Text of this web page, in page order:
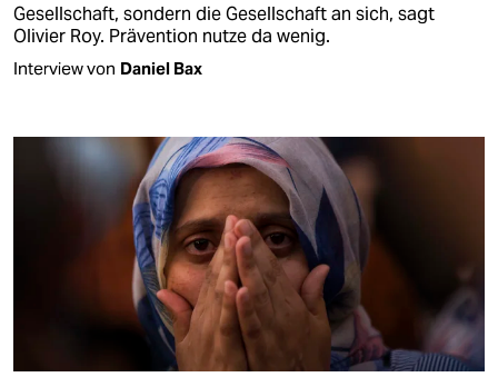
Gesellschaft, sondern die Gesellschaft an sich, sagt
Olivier Roy. Prävention nutze da wenig.
Interview von Daniel Bax